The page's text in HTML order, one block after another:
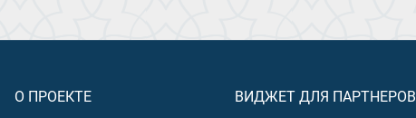
О ПРОЕКТЕ
ВИДЖЕТ ДЛЯ ПАРТНЕРОВ